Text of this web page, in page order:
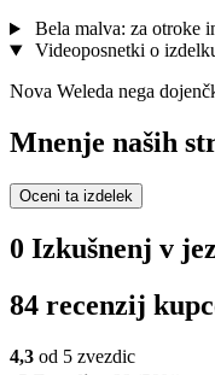
Bela malva: za otroke
Videoposnetki o
Nova Weleda nega
Mnenje naših
Oceni ta izdelek
0 Izkušnenj v
84 recenzij
4,3 od 5 zvezdic